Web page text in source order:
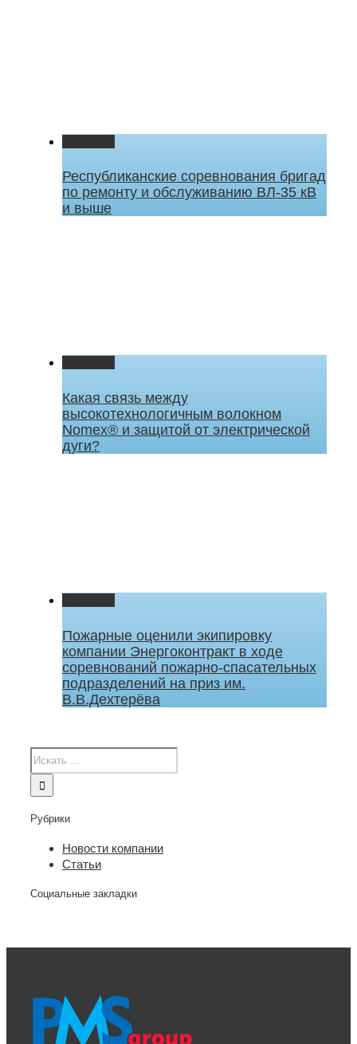
Республиканские соревнования бригад
по ремонту и обслуживанию ВЛ-35 кВ
и выше
Какая связь между
высокотехнологичным волокном
Nomex® и защитой от электрической
дуги?
Пожарные оценили экипировку
компании Энергоконтракт в ходе
соревнований пожарно-спасательных
подразделений на приз им.
В.В.Дехтерёва
Рубрики
Новости компании
Статьи
Социальные закладки